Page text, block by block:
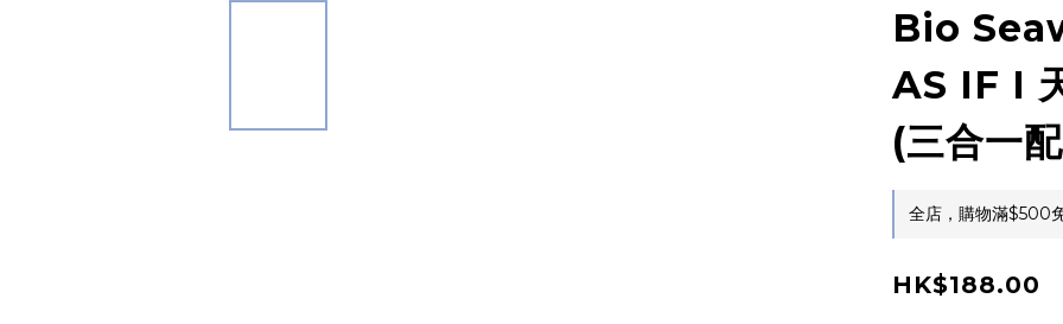
Bio
AS IF I
(三合一
全店，購物滿$500
HK$188.00